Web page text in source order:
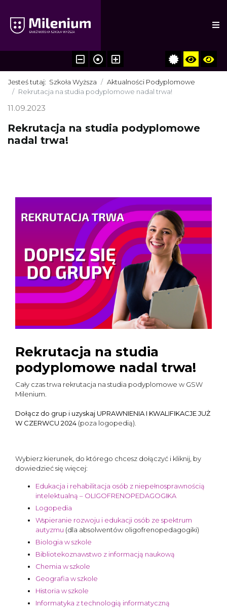
Jesteś tutaj: Szkoła Wyższa
Aktualności Podyplomowe
Rekrutacja na studia podyplomowe nadal trwa!
11.09.2023
Rekrutacja na studia podyplomowe
nadal trwa!
Rekrutacja na studia
podyplomowe nadal trwa!
Cały czas trwa rekrutacja na studia podyplomowe w GSW
Milenium.
Dołącz do grup i uzyskaj UPRAWNIENIA I KWALIFIKACJE JUŻ
W CZERWCU 2024 (poza logopedią)
Wybierz kierunek, do którego chcesz dołączyć i kliknij, by
dowiedzieć się więcej:
Edukacja i rehabilitacja osób z niepełnosprawnością
intelektualną – OLIGOFRENOPEDAGOGIKA
Logopedia
Wspieranie rozwoju i edukacji osób ze spektrum
autyzmu (dla absolwentów oligofrenopedagogiki)
Biologia w szkole
Bibliotekoznawstwo z informacją naukową
Chemia w szkole
Geografia w szkole
Historia w szkole
Informatyka z technologią informatyczną